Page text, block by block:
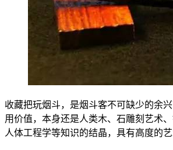
收藏把玩烟斗，是烟斗客不可缺少的余
用价值，本身还是人类木、石雕刻艺术
人体工程学等知识的结晶，具有高度的艺